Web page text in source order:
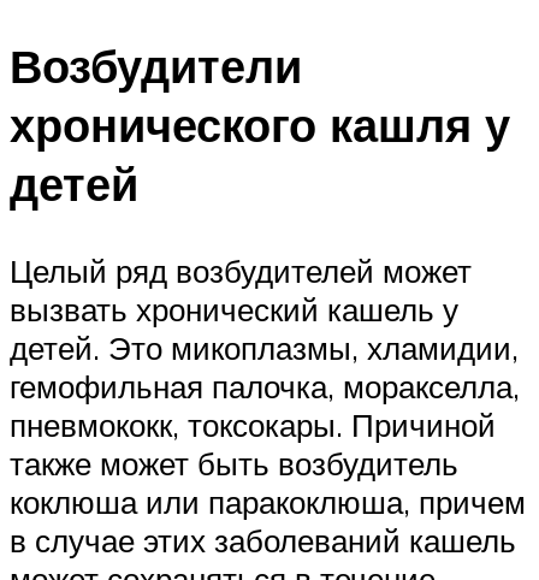
Возбудители
хронического кашля у
детей
Целый ряд возбудителей может
вызвать хронический кашель у
детей. Это микоплазмы, хламидии,
гемофильная палочка, моракселла,
пневмококк, токсокары. Причиной
также может быть возбудитель
коклюша или паракоклюша, причем
в случае этих заболеваний кашель